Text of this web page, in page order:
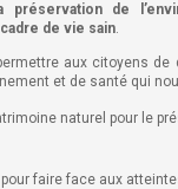
préservation de
de vie sain.
aux citoyens de
et de santé qui
naturel pour le
faire face aux